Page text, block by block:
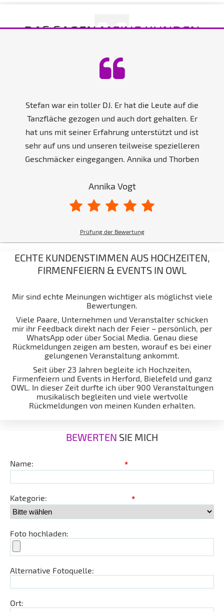
DAS SAGENMEINE KUNDEN
Stefan war ein toller DJ. Er hat die Leute auf die
Tanzfläche gezogen und auch dort gehalten. Er
hat uns mit seiner Erfahrung unterstützt und ist
sehr auf uns und unseren teilweise spezielleren
Geschmäcker eingegangen. Annika und Thorben
Annika Vogt
Prüfung der Bewertung
ECHTE KUNDENSTIMMEN AUS HOCHZEITEN,
FIRMENFEIERN & EVENTS IN OWL
Mir sind echte Meinungen wichtiger als möglichst viele
Bewertungen.
Viele Paare, Unternehmen und Veranstalter schicken
mir ihr Feedback direkt nach der Feier – persönlich, per
WhatsApp oder über Social Media. Genau diese
Rückmeldungen zeigen am besten, worauf es bei einer
gelungenen Veranstaltung ankommt.
Seit über 23 Jahren begleite ich Hochzeiten,
Firmenfeiern und Events in Herford, Bielefeld und ganz
OWL. In dieser Zeit durfte ich über 900 Veranstaltungen
musikalisch begleiten und viele wertvolle
Rückmeldungen von meinen Kunden erhalten.
BEWERTEN SIE MICH
Name: *
Kategorie: *
Foto hochladen:
Alternative Fotoquelle:
Ort: